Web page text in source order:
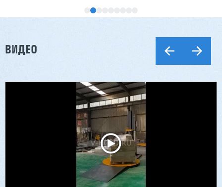
Двухсторонний шипорез MX6015
Длина заготовки: 400-1500 мм
Макс. ширина заготовки: 580 мм
ВИДЕО